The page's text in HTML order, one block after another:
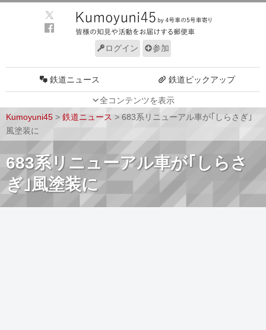
ログイン 参加
全コンテンツを表示
鉄道ニュース 鉄道ピックアップ
Kumoyuni45 > 鉄道ニュース > 683系リニューアル車が｢しらさぎ｣
風塗装に
683系リニューアル車が｢しらさ
ぎ｣風塗装に